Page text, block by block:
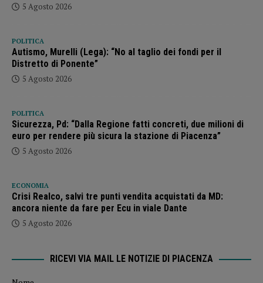
5 Agosto 2026
POLITICA
Autismo, Murelli (Lega): “No al taglio dei fondi per il
Distretto di Ponente”
5 Agosto 2026
POLITICA
Sicurezza, Pd: “Dalla Regione fatti concreti, due milioni di
euro per rendere più sicura la stazione di Piacenza”
5 Agosto 2026
ECONOMIA
Crisi Realco, salvi tre punti vendita acquistati da MD:
ancora niente da fare per Ecu in viale Dante
5 Agosto 2026
RICEVI VIA MAIL LE NOTIZIE DI PIACENZA